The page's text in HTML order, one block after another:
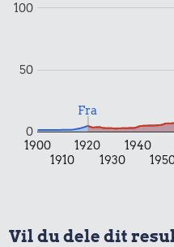
0,68 kr.
1900
1910
1920
1930
1940
0
50
100
Fra
Vil du dele dit